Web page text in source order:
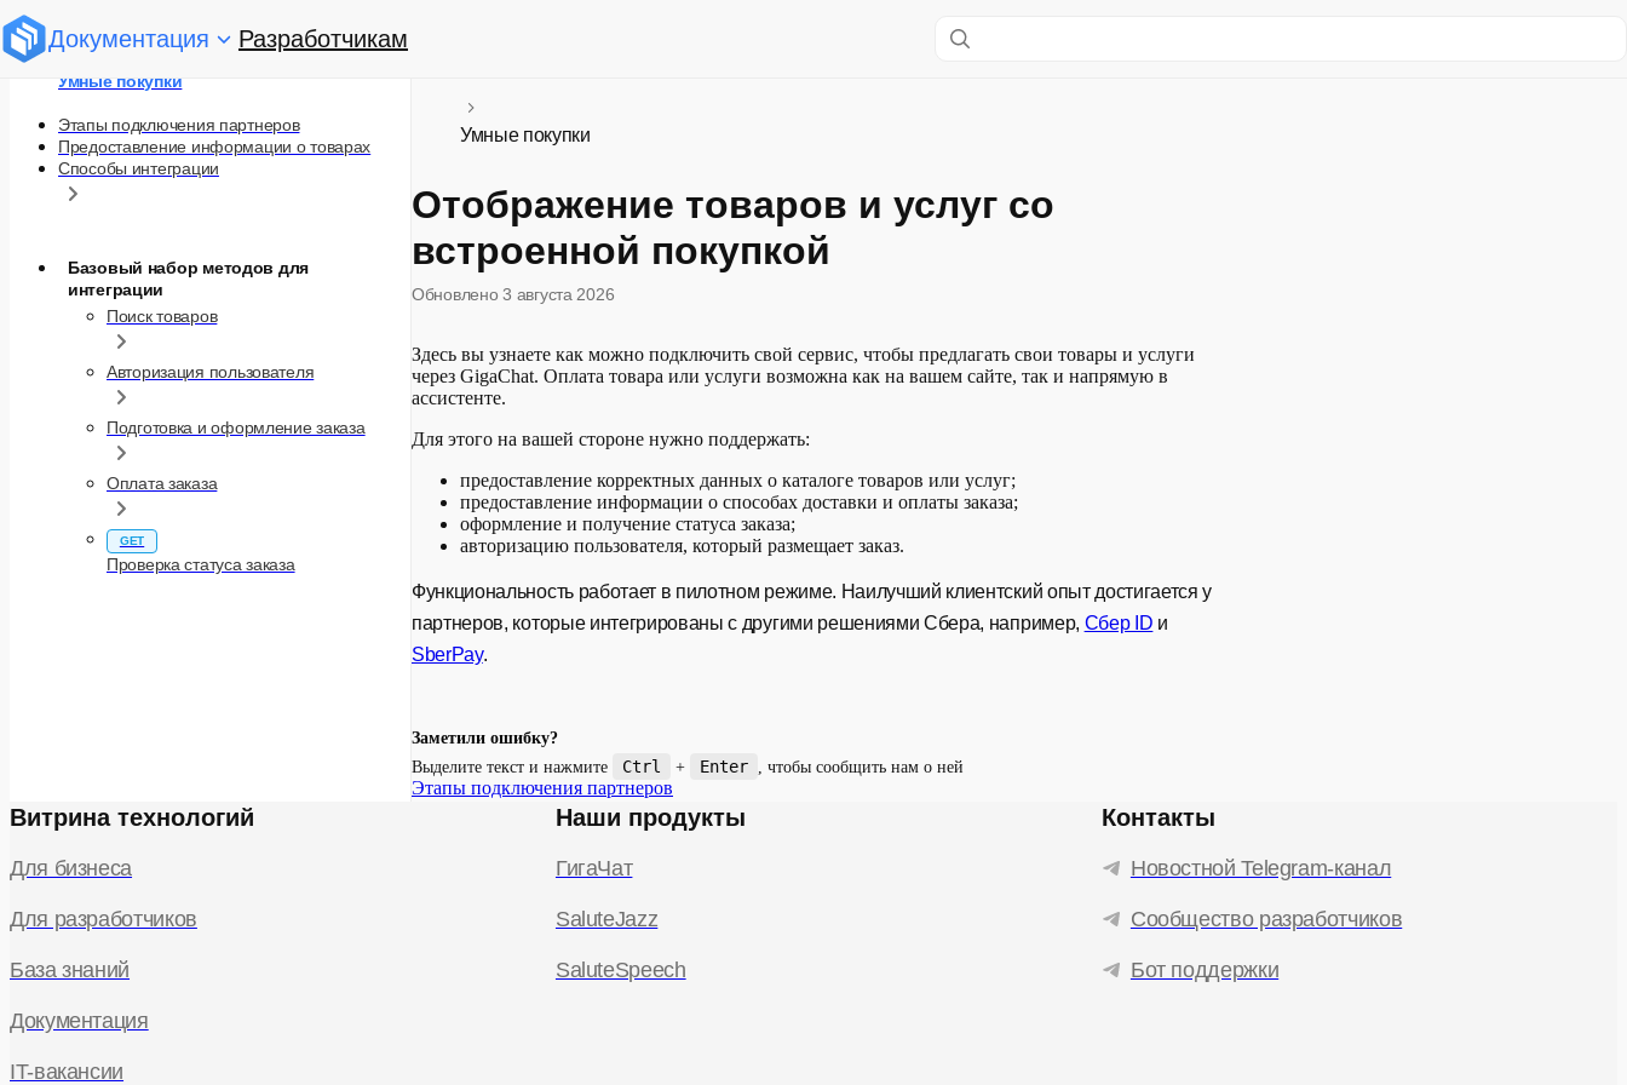
Документация Разработчикам
Умные покупки
Этапы подключения партнеров
Предоставление информации о товарах
Способы интеграции
Базовый набор методов для
интеграции
Поиск товаров
Авторизация пользователя
Подготовка и оформление заказа
Оплата заказа
GET
Проверка статуса заказа
Умные покупки
Отображение товаров и услуг со
встроенной покупкой
Обновлено 3 августа 2026
Здесь вы узнаете как можно подключить свой сервис, чтобы предлагать свои товары и услуги
через GigaChat. Оплата товара или услуги возможна как на вашем сайте, так и напрямую в
ассистенте.
Для этого на вашей стороне нужно поддержать:
предоставление корректных данных о каталоге товаров или услуг;
предоставление информации о способах доставки и оплаты заказа;
оформление и получение статуса заказа;
авторизацию пользователя, который размещает заказ.
Функциональность работает в пилотном режиме. Наилучший клиентский опыт достигается у
партнеров, которые интегрированы с другими решениями Сбера, например, Сбер ID и
SberPay.
Заметили ошибку?
Выделите текст и нажмите
Ctrl + Enter , чтобы сообщить нам о ней
Этапы подключения партнеров
Витрина технологий
Для бизнеса
Для разработчиков
База знаний
Документация
IT-вакансии
Наши продукты
ГигаЧат
SaluteJazz
SaluteSpeech
Контакты
Новостной Telegram-канал
Сообщество разработчиков
Бот поддержки